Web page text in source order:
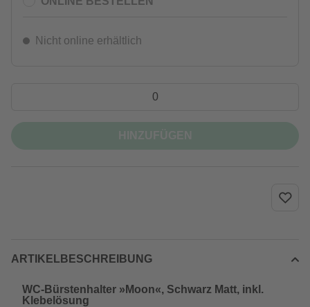
Nicht online erhältlich
ARTIKELBESCHREIBUNG
WC-Bürstenhalter »Moon«, Schwarz Matt, inkl.
Klebelösung